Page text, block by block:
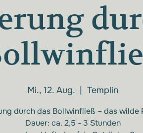
Mi., 12. Aug.
  |
Templin
durch das Bollwinfließ – das wilde
Dauer: ca. 2,5 - 3 Stunden